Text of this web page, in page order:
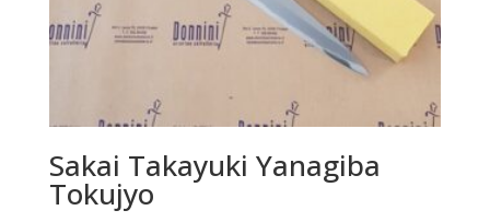
Sakai Takayuki Yanagiba
Tokujyo